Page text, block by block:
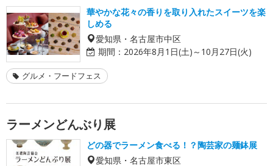
華やかな花々の香りを取り入れたスイーツを楽
しめる
愛知県・名古屋市中区
期間： 2026年8月1日(土)～10月27日(火)
グルメ・フードフェス
ラーメンどんぶり展
どの器でラーメン食べる！？陶芸家の麺鉢展
愛知県・名古屋市東区